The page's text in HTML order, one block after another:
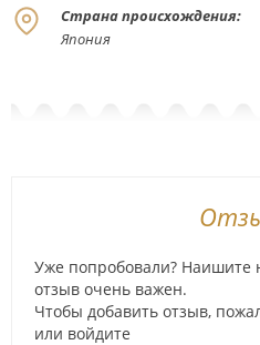
Страна происхождения:
Япония
Уже попробовали? Наишите
отзыв очень важен.
Чтобы добавить отзыв,
или войдите